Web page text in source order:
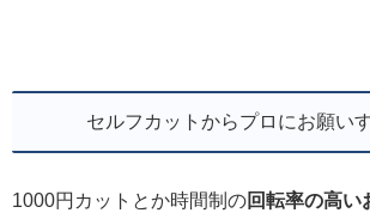
セルフカットからプロにお願い
1000円カットとか時間制の回転率の高い